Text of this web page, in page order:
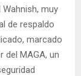
muy
de respaldo
marcado
del MAGA, un